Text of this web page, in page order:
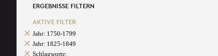
ERGEBNISSE FILTERN
AKTIVE FILTER
Jahr: 1750-1799
Jahr: 1825-1849
Schlagworte: